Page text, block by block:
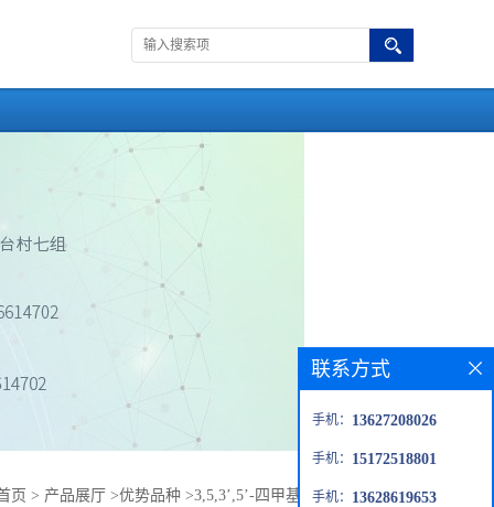
页 > 产品展厅 >优势品种 >3,5,3’,5’-四甲基-4,4’-二羟基联苯
联系方式
手机： 13627208026
手机： 15172518801
手机： 13628619653